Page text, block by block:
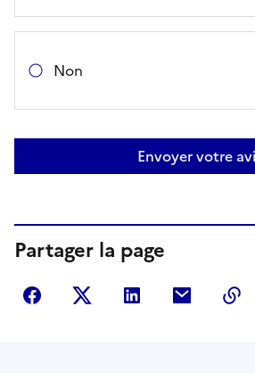
Non
Envoyer votre
Partager la page
Partager sur Facebook
Partager sur Twitter
Partager sur